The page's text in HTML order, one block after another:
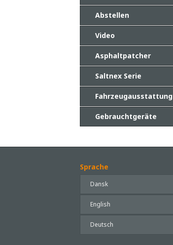
Abstellen
Video
Asphaltpatcher
Saltnex Serie
Fahrzeugausstattung
Gebrauchtgeräte
Sprache
Dansk
English
Deutsch